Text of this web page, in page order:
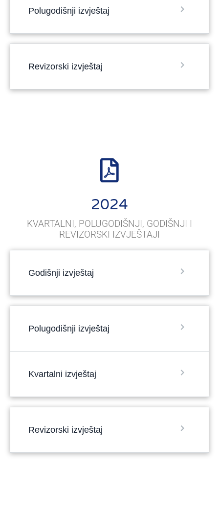
Polugodišnji izvještaj
Revizorski izvještaj
2024
KVARTALNI, POLUGODIŠNJI, GODIŠNJI I
REVIZORSKI IZVJEŠTAJI
Godišnji izvještaj
Polugodišnji izvještaj
Kvartalni izvještaj
Revizorski izvještaj